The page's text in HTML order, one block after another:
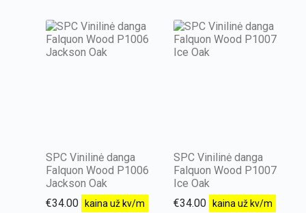
SPC Vinilinė danga
Falquon Wood P1006
Jackson Oak
€34.00 kaina už kv/m
SPC Vinilinė danga
Falquon Wood P1007
Ice Oak
€34.00 kaina už kv/m